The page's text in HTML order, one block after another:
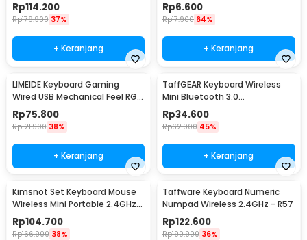
Rp114.200
Rp179.900 37%
+ Keranjang
Rp6.600
Rp17.900 64%
+ Keranjang
LIMEIDE Keyboard Gaming
Wired USB Mechanical Feel RGB
104 Key - GTX300
Rp75.800
Rp121.900 38%
+ Keranjang
TaffGEAR Keyboard Wireless
Mini Bluetooth 3.0
Rechargeable - JP100
Rp34.600
Rp62.900 45%
+ Keranjang
Kimsnot Set Keyboard Mouse
Wireless Mini Portable 2.4GHz
Ergonomic - KM-911
Rp104.700
Rp166.900 38%
Taffware Keyboard Numeric
Numpad Wireless 2.4GHz - R57
Rp122.600
Rp190.900 36%